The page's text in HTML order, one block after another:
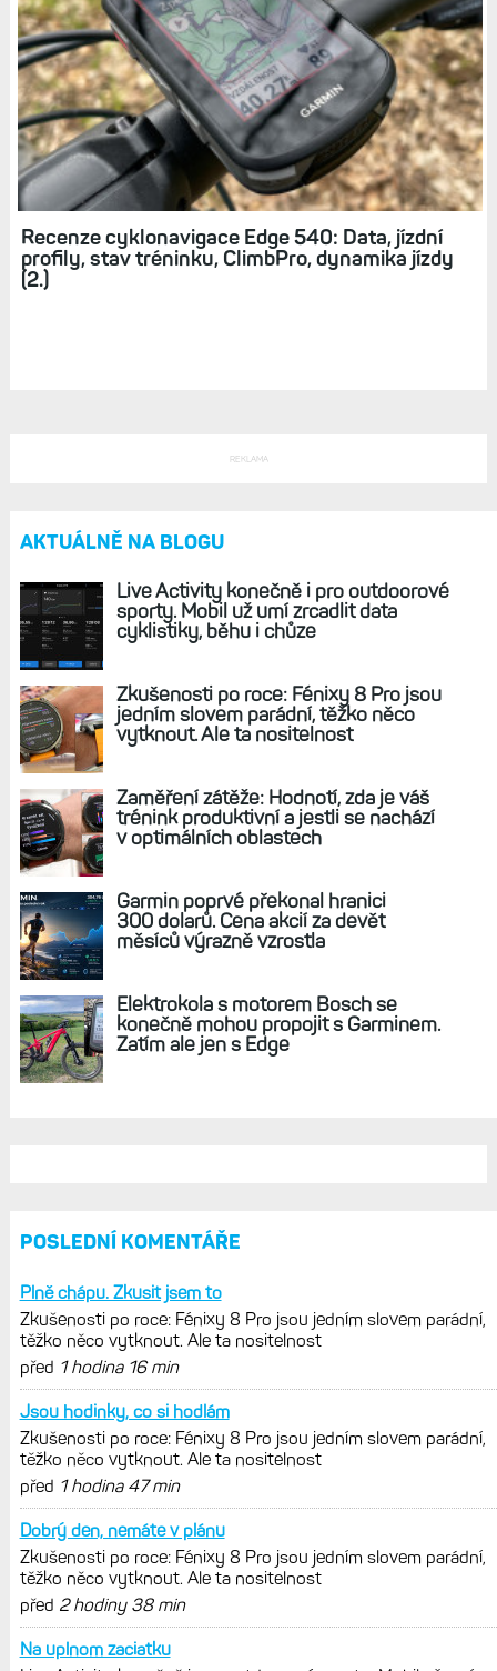
Recenze cyklonavigace Edge 540: Data, jízdní
profily, stav tréninku, ClimbPro, dynamika jízdy
(2.)
REKLAMA
AKTUÁLNĚ NA BLOGU
sporty. Mobil už umí zrcadlit data
cyklistiky, běhu i chůze
jedním slovem parádní, těžko něco
vytknout. Ale ta nositelnost
Elektrokola s motorem Bosch se
konečně mohou propojit s Garminem.
Zatím ale jen s Edge